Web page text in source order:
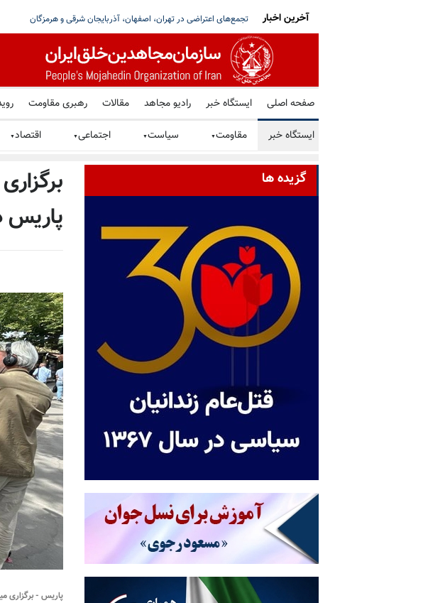
عربستان حمله ایران به نفتکش اماراتی را به‌شدت محکوم کرد؛ تعرض به خارجی برای نظارت بر خلع‌سلاح حزب‌الله به
آخرین اخبار
صفحه اصلی ایستگاه خبر رادیو مجاهد مقالات رهبری مقاومت
ایستگاه خبر مقاومت▼ سیاست▼ اجتماعی▼ اقتصاد▼
پاریس
پاریس - برگزاری
گزیده ها